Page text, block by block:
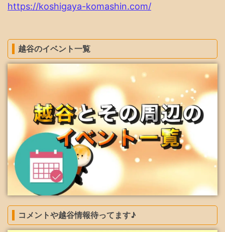
https://koshigaya-komashin.com/
越谷のイベント一覧
コメントや越谷情報待ってます♪